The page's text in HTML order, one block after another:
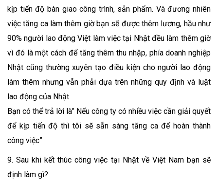
kịp tiến độ bàn giao công trình, sản phẩm. Và đương nhiên
việc tăng ca làm thêm giờ bạn sẽ được thêm lương, hầu như
90% người lao động Việt làm việc tại Nhật đều làm thêm giờ
vì đó là một cách để tăng thêm thu nhập, phía doanh nghiệp
Nhật cũng thường xuyên tạo điều kiện cho người lao động
làm thêm nhưng vẫn phải dựa trên những quy định và luật
lao động của Nhật
Bạn có thể trả lời là” Nếu công ty có nhiều việc cần giải quyết
để kịp tiến độ thì tôi sẽ sẵn sàng tăng ca để hoàn thành
công việc”
9. Sau khi kết thúc công việc tại Nhật về Việt Nam bạn sẽ
định làm gì?